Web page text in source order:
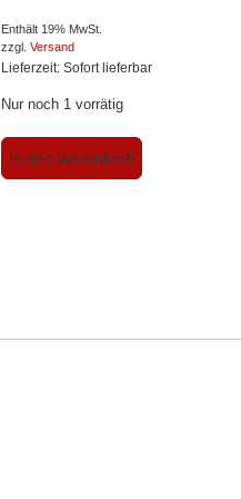
Enthält 19% MwSt.
zzgl.Versand
Lieferzeit: Sofort lieferbar
Nur noch 1 vorrätig
Opel
Ascona
In den Warenkorb